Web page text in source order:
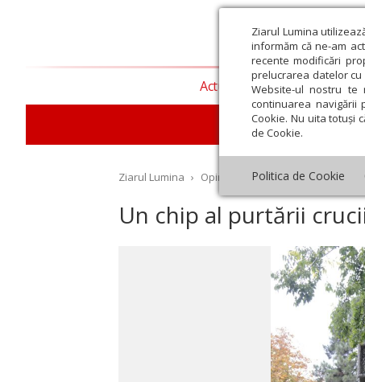
Ziarul Lumina
informăm că ne-am
recente modificări
prelucrarea datelor
Website-ul nostru te
continuarea navigării
Cookie. Nu uita totuși
de Cookie.
Politica de Cookie
Actualitate religioasă
Ziarul Lumina › Opinii Repere și idei › Un chip
Un chip al purtării
Decembrie